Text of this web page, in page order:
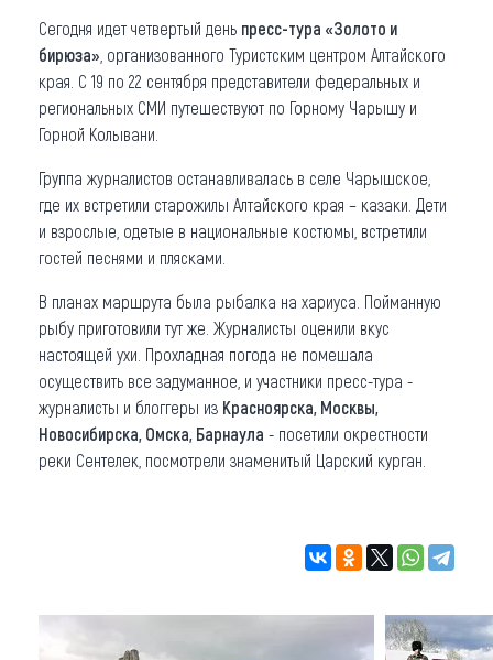
Сегодня идет четвертый день пресс-тура «Золото и
бирюза» , организованного Туристским центром Алтайского
края. С 19 по 22 сентября представители федеральных и
региональных СМИ путешествуют по Горному Чарышу и
Горной Колывани.
Группа журналистов останавливалась в селе Чарышское,
где их встретили старожилы Алтайского края – казаки. Дети
и взрослые, одетые в национальные костюмы, встретили
гостей песнями и плясками.
В планах маршрута была рыбалка на хариуса. Пойманную
рыбу приготовили тут же. Журналисты оценили вкус
настоящей ухи. Прохладная погода не помешала
осуществить все задуманное, и участники пресс-тура -
журналисты и блоггеры из Красноярска, Москвы,
Новосибирска, Омска, Барнаула - посетили окрестности
реки Сентелек, посмотрели знаменитый Царский курган.